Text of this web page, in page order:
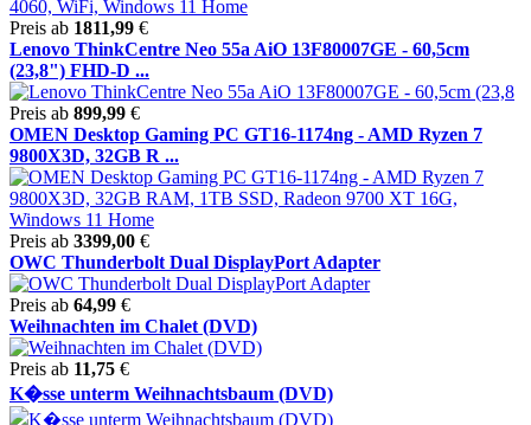
Preis ab 1811,99 €
Lenovo ThinkCentre Neo 55a AiO 13F80007GE - 60,5cm
(23,8") FHD-D ...
Preis ab 899,99 €
OMEN Desktop Gaming PC GT16-1174ng - AMD Ryzen 7
9800X3D, 32GB R ...
Preis ab 3399,00 €
OWC Thunderbolt Dual DisplayPort Adapter
Preis ab 64,99 €
Weihnachten im Chalet (DVD)
Preis ab 11,75 €
K�sse unterm Weihnachtsbaum (DVD)